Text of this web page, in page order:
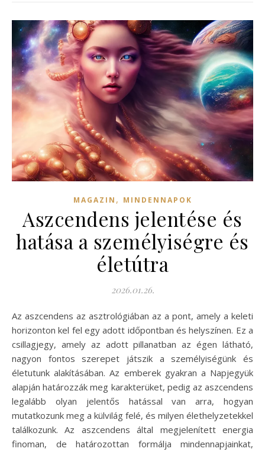
MAGAZIN , MINDENNAPOK
Aszcendens jelentése és
hatása a személyiségre és
életútra
2026.01.26.
Az aszcendens az asztrológiában az a pont, amely a keleti
horizonton kel fel egy adott időpontban és helyszínen. Ez a
csillagjegy, amely az adott pillanatban az égen látható,
nagyon fontos szerepet játszik a személyiségünk és
életutunk alakításában. Az emberek gyakran a Napjegyük
alapján határozzák meg karakterüket, pedig az aszcendens
legalább olyan jelentős hatással van arra, hogyan
mutatkozunk meg a külvilág felé, és milyen élethelyzetekkel
találkozunk. Az aszcendens által megjelenített energia
finoman, de határozottan formálja mindennapjainkat,